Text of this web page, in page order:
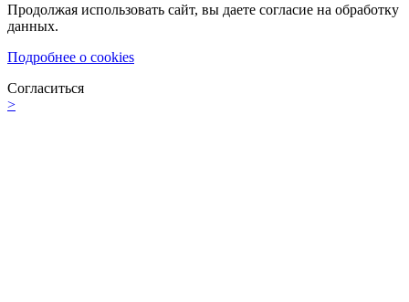
Продолжая использовать сайт, вы даете согласие на обработку
данных.
Подробнее о cookies
Согласиться
>